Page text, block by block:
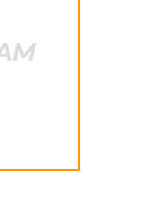
getməkdən